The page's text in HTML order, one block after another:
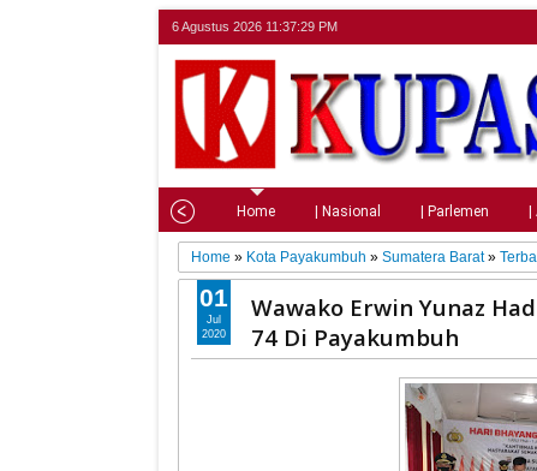
6 Agustus 2026 11:37:30 PM
Home | Nasional | Parlemen |
Home » Kota Payakumbuh »Sumatera Barat»
Wawako Erwin Yunaz
74 Di Payakumbuh
01
Jul
2020